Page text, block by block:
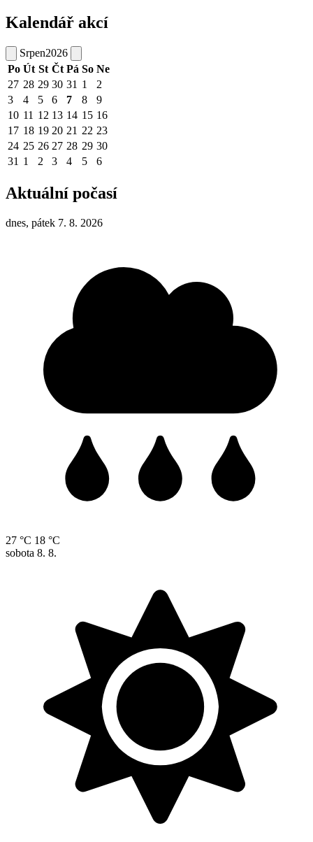
Kalendář akcí
Srpen2026
Po Út St Čt Pá So Ne
27 28 29 30 31 1
2
3
4 5 6 7 8
9
10 11 12 13 14 15 16
17 18 19 20 21 22 23
24 25 26 27 28 29 30
31 1 2 3 4 5 6
Aktuální počasí
dnes, pátek 7. 8. 2026
27 °C 18 °C
sobota 8. 8.